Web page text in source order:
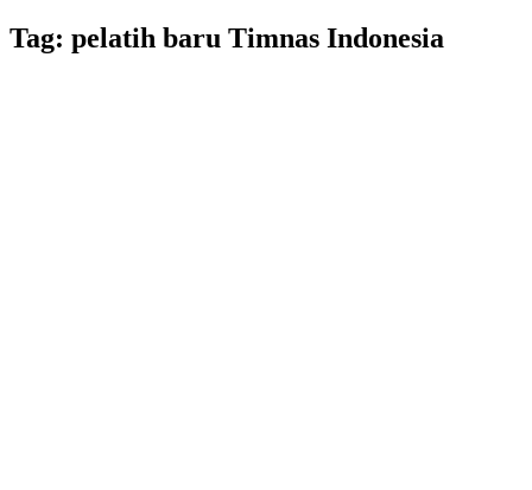
Tag: pelatih baru Timnas Indonesia